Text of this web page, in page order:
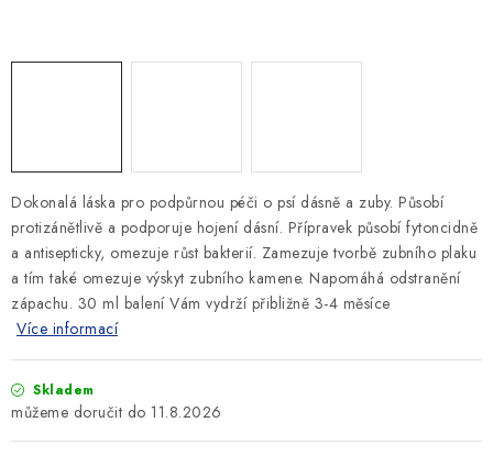
Podmínky ochrany osobních údajů
Dokonalá láska pro podpůrnou péči o psí dásně a zuby. Působí
protizánětlivě a podporuje hojení dásní. Přípravek působí fytoncidně
a antisepticky, omezuje růst bakterií. Zamezuje tvorbě zubního plaku
a tím také omezuje výskyt zubního kamene. Napomáhá odstranění
zápachu. 30 ml balení Vám vydrží přibližně 3-4 měsíce
Více informací
Skladem
11.8.2026